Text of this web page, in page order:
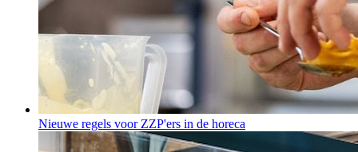
Nieuwe regels voor ZZP'ers in de horeca